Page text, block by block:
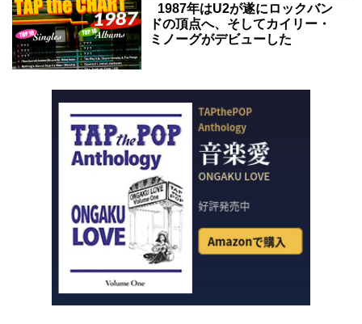
1987年はU2が遂にロックバン
ドの頂点へ、そしてカイリー・
ミノーグがデビューした